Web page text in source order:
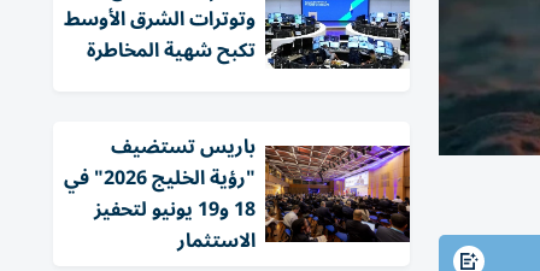
وتوترات الشرق الأوسط
تكبح شهية المخاطرة
باريس تستضيف
"رؤية الخليج 2026" في
18 و19 يونيو لتحفيز
الاستثمار